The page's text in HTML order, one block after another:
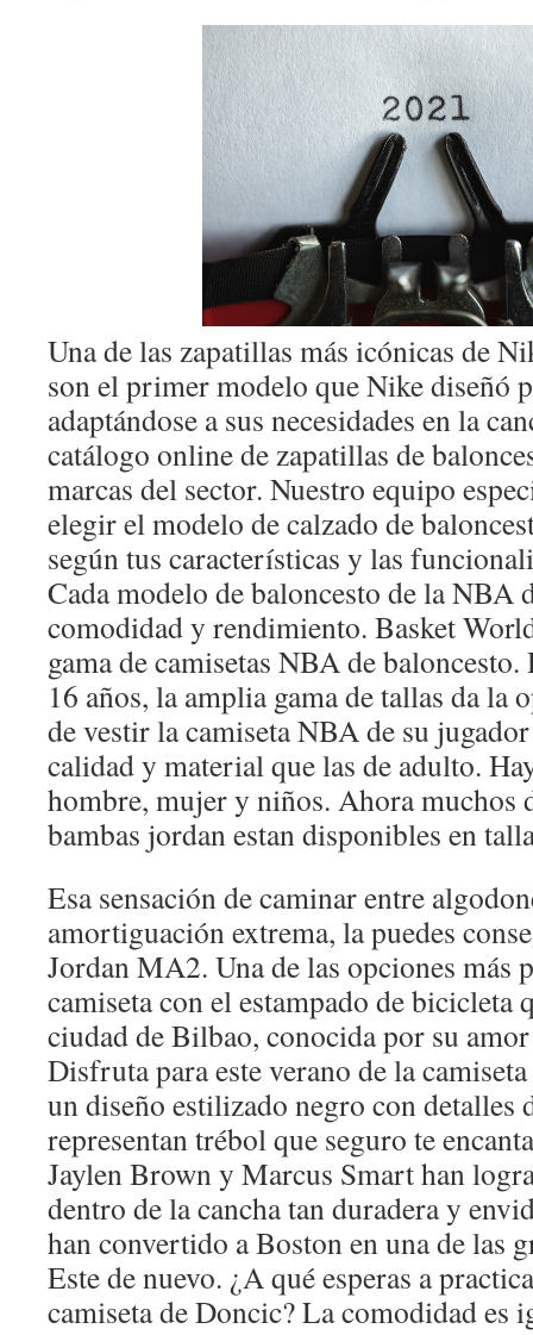
Una de las zapatillas más icónicas de
son el primer modelo que Nike diseñó
adaptándose a sus necesidades en la
catálogo online de zapatillas de
marcas del sector. Nuestro equipo
elegir el modelo de calzado de
según tus características y las
Cada modelo de baloncesto de la NBA
comodidad y rendimiento. Basket
gama de camisetas NBA de
16 años, la amplia gama de tallas da la
de vestir la camiseta NBA de su
calidad y material que las de adulto.
hombre, mujer y niños. Ahora muchos
bambas jordan estan disponibles en
Esa sensación de caminar entre
amortiguación extrema, la puedes
Jordan MA2. Una de las opciones más
camiseta con el estampado de bicicleta
ciudad de Bilbao, conocida por su
Disfruta para este verano de la
un diseño estilizado negro con detalles
representan trébol que seguro te
Jaylen Brown y Marcus Smart han
dentro de la cancha tan duradera y
han convertido a Boston en una de las
Este de nuevo. ¿A qué esperas a
camiseta de Doncic? La comodidad es